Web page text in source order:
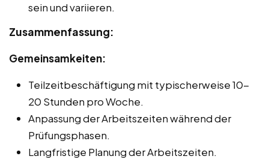
sein und variieren.
Zusammenfassung:
Gemeinsamkeiten:
Teilzeitbeschäftigung mit typischerweise 10-
20 Stunden pro Woche.
Anpassung der Arbeitszeiten während der
Prüfungsphasen.
Langfristige Planung der Arbeitszeiten.